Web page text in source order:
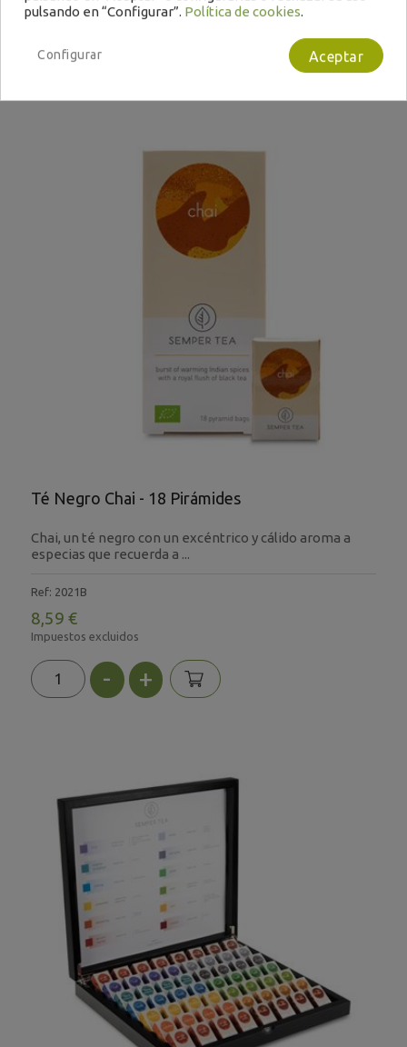
Té Negro Chai - 18 Pirámides
Chai, un té negro con un excéntrico y cálido aroma a
especias que recuerda a ...
Ref: 2021B
8,59 €
Impuestos excluidos
- +
pulsando en “Configurar”. Política de cookies.
Aceptar
Configurar